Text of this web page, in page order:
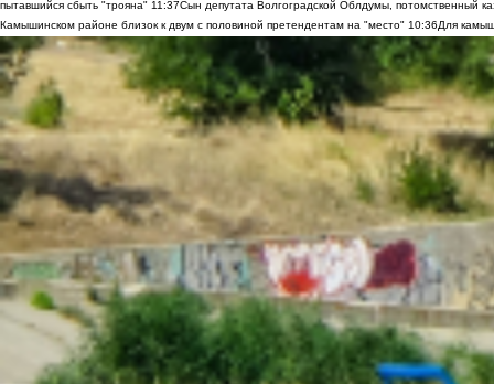
пытавшийся сбыть "трояна" 11:37Сын депутата Волгоградской Облдумы, потомственный
Камышинском районе близок к двум с половиной претендентам на "место" 10:36Для